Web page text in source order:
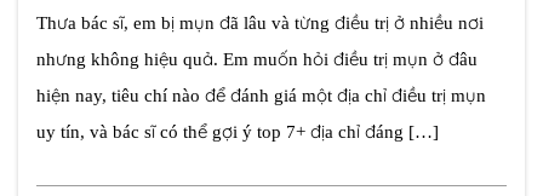
Thưa bác sĩ, em bị mụn đã lâu và từng điều trị ở nhiều nơi
nhưng không hiệu quả. Em muốn hỏi điều trị mụn ở đâu
hiện nay, tiêu chí nào để đánh giá một địa chỉ điều trị mụn
uy tín, và bác sĩ có thể gợi ý top 7+ địa chỉ đáng […]